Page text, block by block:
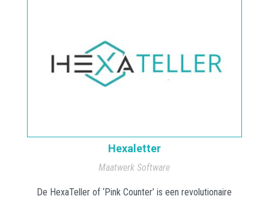
Hexaletter
Maatwerk Software
De HexaTeller of ‘Pink Counter’ is een revolutionaire